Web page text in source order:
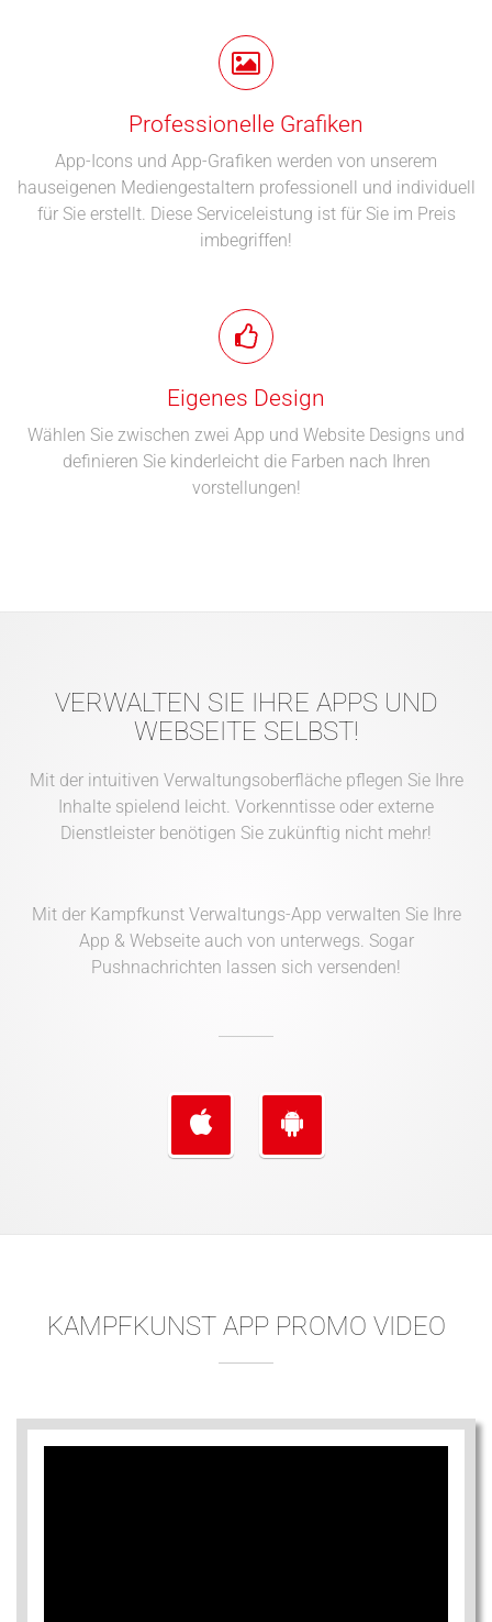
Professionelle Grafiken
App-Icons und App-Grafiken werden von unserem
hauseigenen Mediengestaltern professionell und individuell
für Sie erstellt. Diese Serviceleistung ist für Sie im Preis
imbegriffen!
Eigenes Design
Wählen Sie zwischen zwei App und Website Designs und
definieren Sie kinderleicht die Farben nach Ihren
vorstellungen!
VERWALTEN SIE IHRE APPS UND
WEBSEITE SELBST!
Mit der intuitiven Verwaltungsoberfläche pflegen Sie Ihre
Inhalte spielend leicht. Vorkenntisse oder externe
Dienstleister benötigen Sie zukünftig nicht mehr!
Mit der Kampfkunst Verwaltungs-App verwalten Sie Ihre
App & Webseite auch von unterwegs. Sogar
Pushnachrichten lassen sich versenden!
KAMPFKUNST APP PROMO VIDEO